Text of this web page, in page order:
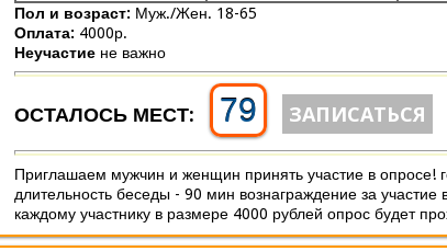
Пол и возраст: Муж./Жен. 18-65
Оплата: 4000р.
Неучастие не важно
ОСТАЛОСЬ МЕСТ: 79 ЗАПИСАТЬСЯ
Приглашаем мужчин и женщин принять участие в опросе!
длительность беседы - 90 мин вознаграждение за участие
каждому участнику в размере 4000 рублей опрос будет